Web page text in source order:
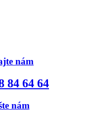
nám
84 64 64
nám